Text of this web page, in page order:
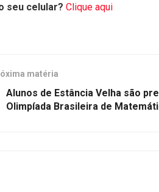
seu celular? Clique aqui
matéria
Alunos de Estância Velha são
Olimpíada Brasileira de